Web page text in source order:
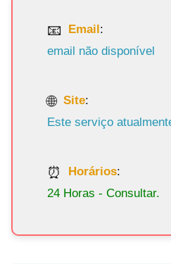
Email:
email não disponível
Site:
Este serviço
Horários:
24 Horas - Consultar.